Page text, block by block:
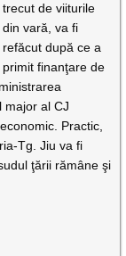
trecut de viiturile
din vară, va fi
refăcut după ce a
primit finanţare de
major al CJ
Practic,
Tg. Jiu va fi
ţării rămâne şi